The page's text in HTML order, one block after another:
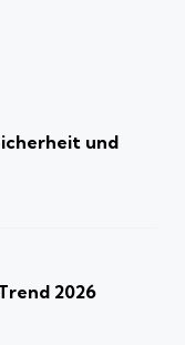
und
2026